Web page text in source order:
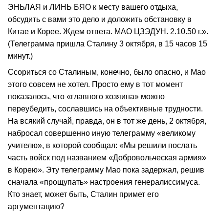
ЭНЬЛАЯ и ЛИНЬ БЯО к месту вашего отдыха,
обсудить с вами это дело и доложить обстановку в
Китае и Корее. Ждем ответа. МАО ЦЗЭДУН. 2.10.50 г.».
(Телеграмма пришла Сталину 3 октября, в 15 часов 15
минут.)
Ссориться со Сталиным, конечно, было опасно, и Мао
этого совсем не хотел. Просто ему в тот момент
показалось, что «главного хозяина» можно
переубедить, сославшись на объективные трудности.
На всякий случай, правда, он в тот же день, 2 октября,
набросал совершенно иную телеграмму «великому
учителю», в которой сообщал: «Мы решили послать
часть войск под названием «Добровольческая армия»
в Корею». Эту телеграмму Мао пока задержал, решив
сначала «прощупать» настроения генералиссимуса.
Кто знает, может быть, Сталин примет его
аргументацию?